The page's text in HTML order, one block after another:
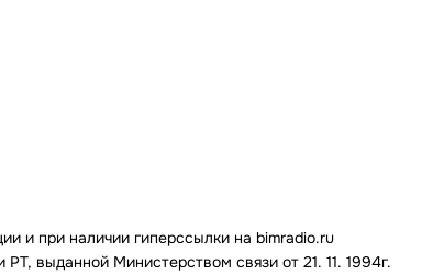
и при наличии гиперссылки на bimradio.ru
выданной Министерством связи от 21. 11. 1994г.